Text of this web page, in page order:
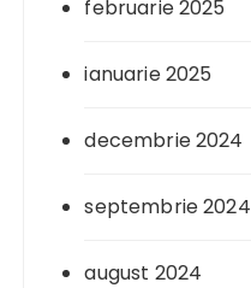
februarie 2025
ianuarie 2025
decembrie 2024
septembrie 2024
august 2024